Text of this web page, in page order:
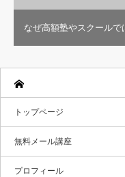
なぜ高額塾やスクールで
トップページ
無料メール講座
プロフィール